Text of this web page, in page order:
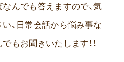
んでも答えますので、気
、日常会話から悩み事な
もお聞きいたします！！